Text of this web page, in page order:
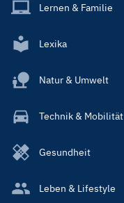
Lernen & Familie
Lexika
Natur & Umwelt
Technik & Mobilität
Gesundheit
Leben & Lifestyle